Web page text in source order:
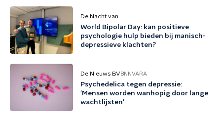
De Nacht van...
World Bipolar Day: kan positieve
psychologie hulp bieden bij manisch-
depressieve klachten?
De Nieuws BV BNNVARA
Psychedelica tegen depressie:
'Mensen worden wanhopig door lange
wachtlijsten'